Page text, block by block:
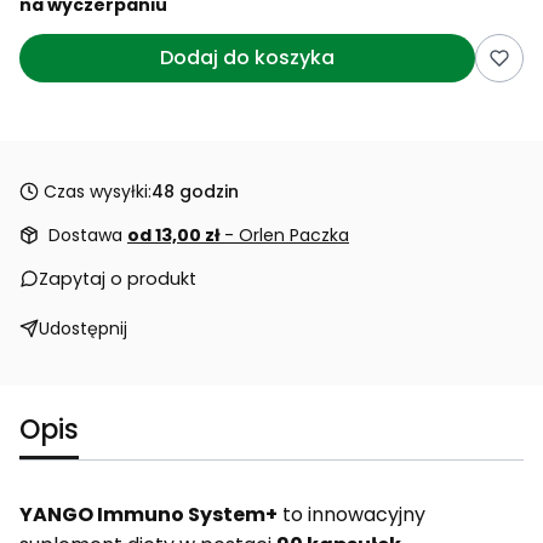
na wyczerpaniu
Dodaj do koszyka
Czas wysyłki:48 godzin
Dostawa od 13,00 zł - Orlen Paczka
Zapytaj o produkt
Udostępnij
Opis
YANGO Immuno System+ to innowacyjny